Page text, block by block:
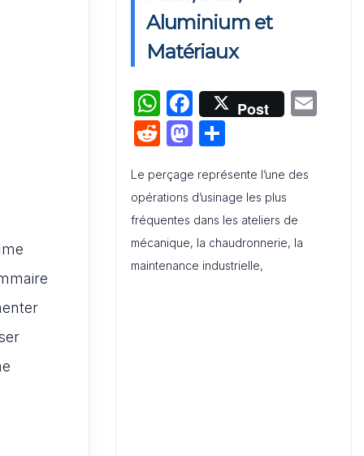
Activation de Marque : Mise en
Œuvre et Modèle de Feuille de
Route
Audit de Communication
Interne et Externe : Canevas
Word
Aluminium et
Matériaux
W
h
at
s
A
p
p
F
a
c
e
b
o
o
Post
R
d
di
t
M
st
o
d
o
ta
g
er
Le perçage représente l’une des
opérations d’usinage les plus
fréquentes dans les ateliers de
mécanique, la chaudronnerie, la
maintenance industrielle,